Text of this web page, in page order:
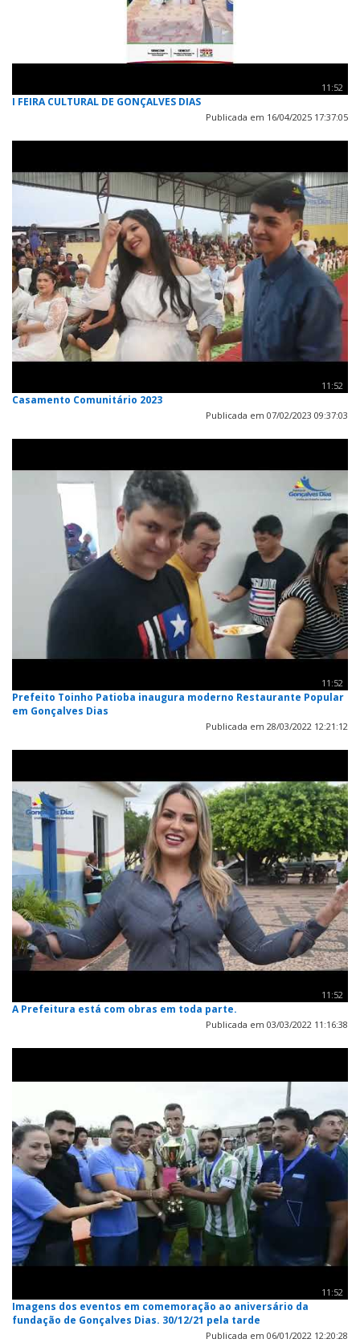
11:52
I FEIRA CULTURAL DE GONÇALVES DIAS
Publicada em 16/04/2025 17:37:05
11:52
Casamento Comunitário 2023
Publicada em 07/02/2023 09:37:03
11:52
Prefeito Toinho Patioba inaugura moderno Restaurante Popular
em Gonçalves Dias
Publicada em 28/03/2022 12:21:12
11:52
A Prefeitura está com obras em toda parte.
Publicada em 03/03/2022 11:16:38
11:52
Imagens dos eventos em comemoração ao aniversário da
fundação de Gonçalves Dias. 30/12/21 pela tarde
Publicada em 06/01/2022 12:20:28